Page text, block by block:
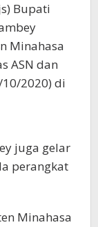
Bupati
Minahasa
ASN dan
10/2020) di
juga gelar
perangkat
Minahasa